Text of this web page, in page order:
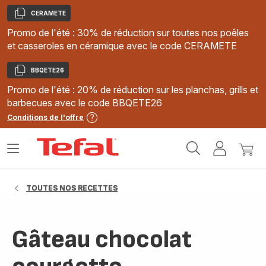
Copier
CERAMETE
Promo de l'été : 30% de réduction sur toutes nos poêles
et casseroles en céramique avec le code CERAMETE
Copier
BBQETE26
Promo de l'été : 20% de réduction sur les planchas, grills et
barbecues avec le code BBQETE26
Conditions de l'offre
MonMon
Ouvrir
TOUTES NOS RECETTES
Gâteau chocolat